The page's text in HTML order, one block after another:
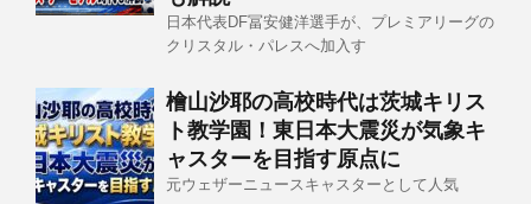
日本代表DF冨安健洋選手が、プレミアリーグの
クリスタル・パレスへ加入す
檜山沙耶の高校時代は茨城キリス
ト教学園！東日本大震災が気象キ
ャスターを目指す原点に
元ウェザーニュースキャスターとして人気